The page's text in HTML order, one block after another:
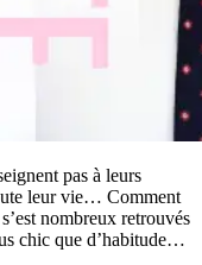
pas à leurs
leur vie… Comment
nombreux retrouvés
chic que d’habitude…